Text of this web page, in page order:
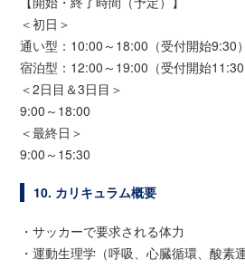
＜初日＞
通い型：10:00～18:00（受付開始9:30）
宿泊型：12:00～19:00（受付開始11:30
＜2日目＆3日目＞
9:00～18:00
＜最終日＞
9:00～15:30
10. カリキュラム概要
・サッカーで要求される体力
・運動生理学（呼吸、心臓循環、酸素